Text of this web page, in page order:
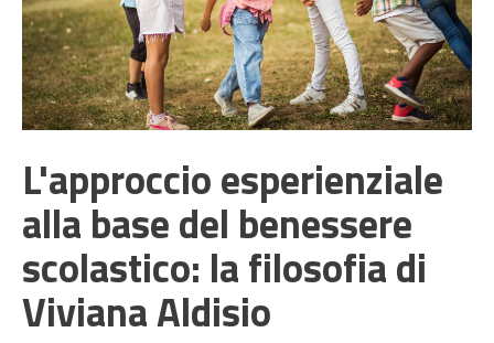
L'approccio esperienziale
alla base del benessere
scolastico: la filosofia di
Viviana Aldisio